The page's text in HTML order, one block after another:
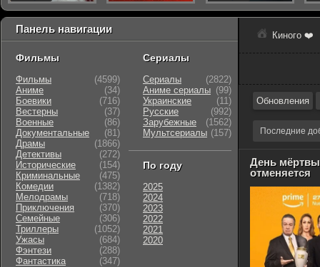
Киного ❤️
Обновления
Последние
День
отменяется
Панель навигации
Фильмы
Фильмы
(4599)
Аниме
(34)
Боевики
(716)
Вестерны
(37)
Военные
(86)
Документальные
(81)
Драмы
(1866)
Детективы
(272)
Исторические
(154)
Криминальные
(475)
Комедии
(1382)
Мелодрамы
(718)
Приключения
(370)
Семейные
(306)
Триллеры
(1052)
Ужасы
(684)
Фэнтези
(288)
Фантастика
(347)
Сериалы
Сериалы
(2822)
Аниме сериалы (99)
Украинские
(11)
Русские
(992)
Зарубежные
(1562)
Мультсериалы (157)
По году
2025
2024
2023
2022
2021
2020